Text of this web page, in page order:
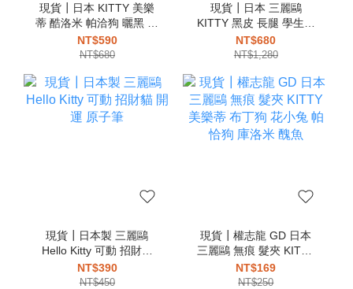
現貨┃日本 KITTY 美樂
蒂 酷洛米 帕洽狗 曬黑 比
基尼 點點 泳衣 吊飾 三麗
鷗
NT$590
NT$680
現貨┃日本 三麗鷗
KITTY 黑皮 長腿 學生妹
貴婦 吊飾
NT$680
NT$1,280
現貨┃日本製 三麗鷗
Hello Kitty 可動 招財貓
開運 原子筆
NT$390
NT$450
現貨┃權志龍 GD 日本
三麗鷗 無痕 髮夾 KITTY
美樂蒂 布丁狗 花小兔 帕
恰狗 庫洛米 醜魚
NT$169
NT$250